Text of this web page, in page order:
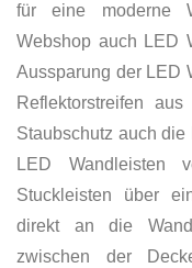
für eine moderne
Webshop auch LED
Aussparung der LED
Reflektorstreifen
Staubschutz auch
LED Wandleisten
Stuckleisten über
direkt an die
zwischen der